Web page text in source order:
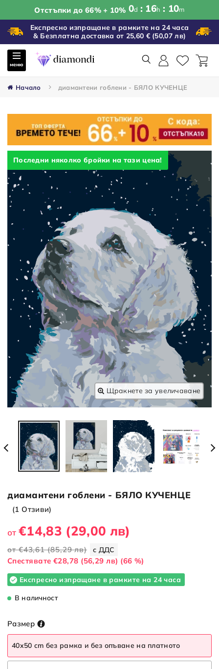
Отстъпки до 66% + 10% 0d 16h 10m
Експресно изпращане в рамките на 24 часа
& Безплатна доставка от 25,60 € (50,07 лв)
меню
Начало диамантени гоблени - БЯЛО КУЧЕНЦЕ
Последни няколко бройки на тази цена!
Щракнете за увеличаване
диамантени гоблени - БЯЛО КУЧЕНЦЕ
(1 Отзиви)
от €14,83 (29,00 лв)
от€43,61(85,29 лв) с ДДС
Cпестявате €28,78 (56,29 лв) (66 %)
Експресно изпращане в рамките на 24 часа
В наличност
Размер
40x50 cm без рамка и без опъване на платното